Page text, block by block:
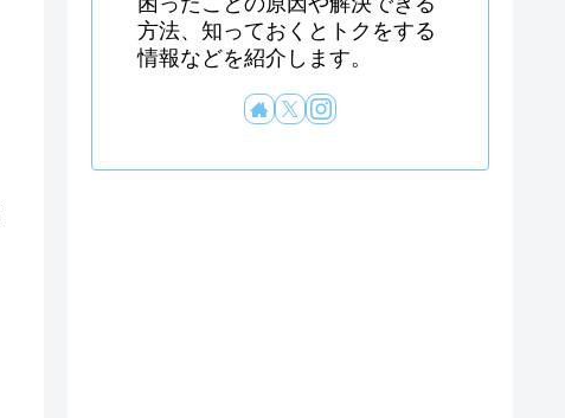
方法、知っておくとトクをする
情報などを紹介します。